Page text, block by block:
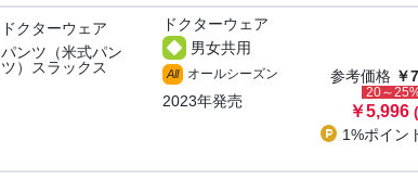
ドクターウェア
パンツ（米式パン
ツ）スラックス
ドクターウェア
男女共用
All オールシーズン
2023年発売
参考価格 ￥
20～
￥5,996
1%ポイン